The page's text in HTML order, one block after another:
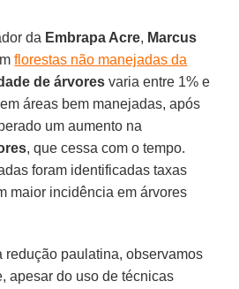
da Embrapa Acre, Marcus
florestas não manejadas da
de árvores varia entre 1% e
áreas bem manejadas, após
um aumento na
, que cessa com o tempo.
foram identificadas taxas
maior incidência em árvores
redução paulatina, observamos
apesar do uso de técnicas